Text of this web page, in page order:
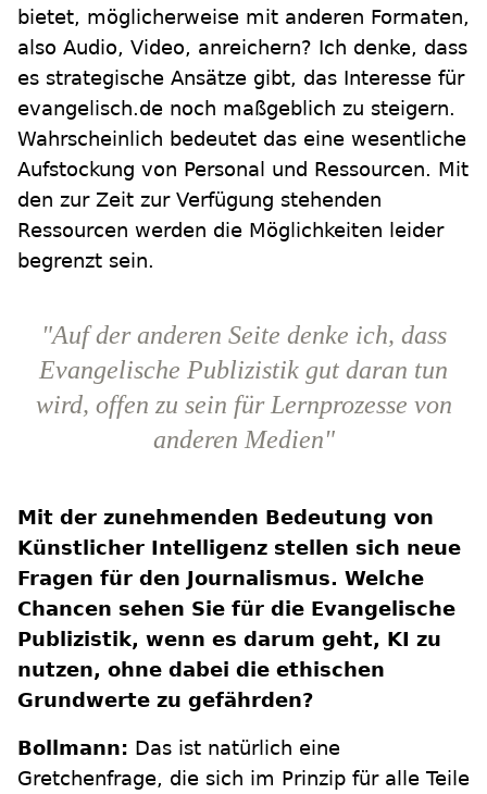
bietet, möglicherweise mit anderen Formaten,
also Audio, Video, anreichern? Ich denke, dass
es strategische Ansätze gibt, das Interesse für
evangelisch.de noch maßgeblich zu steigern.
Wahrscheinlich bedeutet das eine wesentliche
Aufstockung von Personal und Ressourcen. Mit
den zur Zeit zur Verfügung stehenden
Ressourcen werden die Möglichkeiten leider
begrenzt sein.
"Auf der anderen Seite denke ich, dass
Evangelische Publizistik gut daran tun
wird, offen zu sein für Lernprozesse von
anderen Medien"
Mit der zunehmenden Bedeutung von
Künstlicher Intelligenz stellen sich neue
Fragen für den Journalismus. Welche
Chancen sehen Sie für die Evangelische
Publizistik, wenn es darum geht, KI zu
nutzen, ohne dabei die ethischen
Grundwerte zu gefährden?
Bollmann: Das ist natürlich eine
Gretchenfrage, die sich im Prinzip für alle Teile